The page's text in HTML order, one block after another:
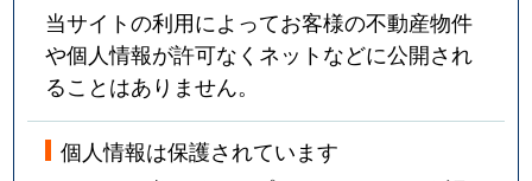
当サイトの利用によってお客様の不動産物件
や個人情報が許可なくネットなどに公開され
ることはありません。
個人情報は保護されています